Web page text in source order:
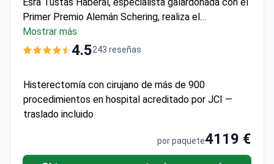
Primer Premio Alemán Schering, realiza el
procedimiento en el
acreditado por la JCI. La solución de una única visita
internacionales, se proporcionan traslados al
aeropuerto y traducción VIP en cinco idiomas para
una logística sin contratiempos.
Mostrar más
4.5243 reseñas
Histerectomía con cirujano de más de 900
procedimientos en hospital acreditado por JCI —
traslado incluido
por paquete4119 €